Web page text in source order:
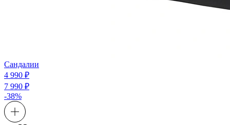
Сандалии
4 990 ₽
7 990 ₽
-38%